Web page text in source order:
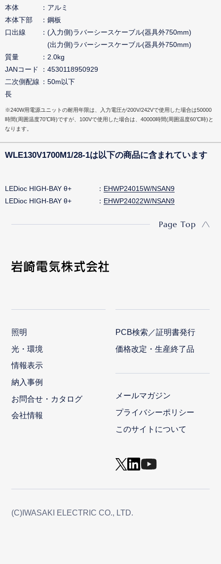
本体
アルミ
本体下部
鋼板
口出線
(入力側)ラバーシースケーブル(器具外750mm)
(出力側)ラバーシースケーブル(器具外750mm)
質量
2.0kg
JANコード
4530118950929
二次側配線
長
50m以下
※240W用電源ユニットの耐用年限は、入力電圧が200V/242Vで使用した場合は50000
時間(周囲温度70℃時)ですが、100Vで使用した場合は、40000時間(周囲温度60℃時)と
なります。
WLE130V1700M1/28-1は以下の商品に含まれています
LEDioc HIGH-BAY θ+
EHWP24015W/NSAN9
LEDioc HIGH-BAY θ+
EHWP24022W/NSAN9
Page Top
照明
光・環境
情報表示
納入事例
お問合せ・カタログ
会社情報
PCB検索／証明書発行
価格改定・生産終了品
メールマガジン
プライバシーポリシー
このサイトについて
(C)IWASAKI ELECTRIC CO., LTD.